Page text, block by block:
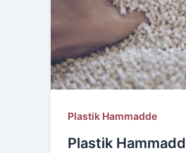
Plastik Hammadde
Plastik